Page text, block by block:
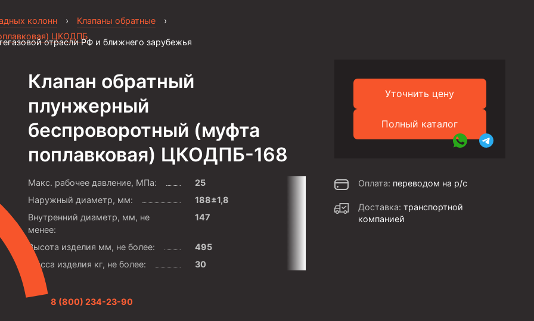
отрасли РФ и ближнего зарубежья
8 (800) 234-23-90
колонн › Клапаны обратные
›
ЦКОДПБ
Клапан обратный
плунжерный
беспроворотный (муфта
поплавковая) ЦКОДПБ-168
Макс. рабочее давление, МПа:
25
Наружный диаметр, мм:
188±1,8
Внутренний диаметр, мм, не
менее:
147
Высота изделия мм, не более:
495
Масса изделия кг, не более:
30
Уточнить цену
Полный каталог
Оплата: переводом на р/с
Доставка: транспортной
компанией